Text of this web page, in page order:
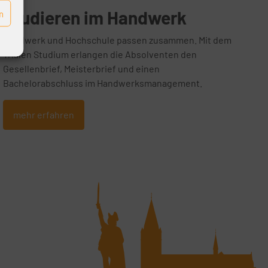
Studieren im Handwerk
Handwerk und Hochschule passen zusammen. Mit dem
Trialen Studium erlangen die Absolventen den
Gesellenbrief, Meisterbrief und einen
Bachelorabschluss im Handwerksmanagement.
mehr erfahren